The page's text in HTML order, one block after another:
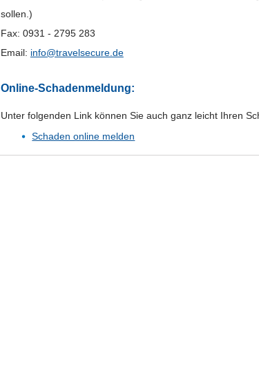
sollen.)
Fax: 0931 - 2795 283
Email: info@travelsecure.de
Online-Schadenmeldung:
Unter folgenden Link können Sie auch ganz leicht Ihren
Schaden online melden